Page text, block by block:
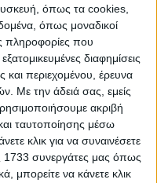
όπως τα cookies,
όπως μοναδικοί
πληροφορίες που
διαφημίσεις
και περιεχομένου, έρευνα
Με την άδειά σας, εμείς
ακριβή
ταυτοποίησης μέσω
κλικ για να συναινέσετε
1733 συνεργάτες μας όπως
μπορείτε να κάνετε κλικ
σύμφωνα με τα
σας.